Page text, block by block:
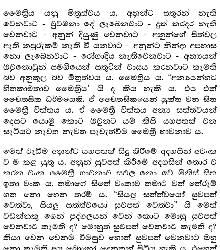
මෛත්‍රිය යනු මිත්‍ර‍ත්වය ය. අනුන්ට සතුරන් නැති
වෙනවාට - වුවමනා දේ ලැබෙනවාට - දුක් කරදර නැති
වෙනවාට - අනුන් දියුණු වෙනවාට - අනුන්ගේ සිත්වල
ඇති නපුරුකම් නැති වී යනවාට - අනුන්ට නින්දා අපහාස
නො ලැබෙනවාට - රෝගාදිය නැතිවෙනවාට - අන්‍යයන්
ඔවුනොවුන් සමගියෙන් සතුටින් වාසය කරනවාට කැමති
බව අනුකූල බව මිත්‍ර‍ත්වය ය. මෛත්‍රිය ය. “අන්‍යයන්හට
හිතකාමතාව මෛත්‍රිය’ යි ද කිය හැකි ය. එය එක්
චෛතසික ධර්මයෙකි. ඒ චෛතසිකයෙන් යුක්ත වන සිත
මෛත්‍රී චිත්තය ය. ඒ මෛත්‍රී චිත්තය අන්‍ය සත්ත්වයන්
දෙසට යොමු කොට ඔවුනට යම් කිසි යහපතක් වන
සැටියට නැවත නැවත පැවැත්වීම මෛත්‍රී භාවනාව ය.
මෙත් වැඩීම අනුන්ට යහපතක් සිදු කිරීමේ අදහසින් අවංක
ව ම කළ යුතු ය. අනුන් සුවපත් කිරීමේ අදහසින් තොර ව
කරන වංක මෛත්‍රී භාවනාව සඵල නො වේ මිනිස් සිත
ඉතා වංක ය. තමාගේ සිතේ වංකාව තමාට වත් තේරුම්
ගත නො හෙන තරම් ය. “සියලු සත්ත්වයෝ සුවපත්
වෙත්වා, සියලු සත්ත්වයෝ සුවපත් වෙත්වා” යි මෙත්
වඩන්නකු ගෙන් පුද්ගලයන් වෙන් කොට මොහු සුවපත්
වෙනවාට කැමති ද? මොහුත් සුවපත් වෙනවාට කැමති ද?
කියා වෙන වෙනම විමසුව හොත් සුවපත් වෙනවාට ඔහු